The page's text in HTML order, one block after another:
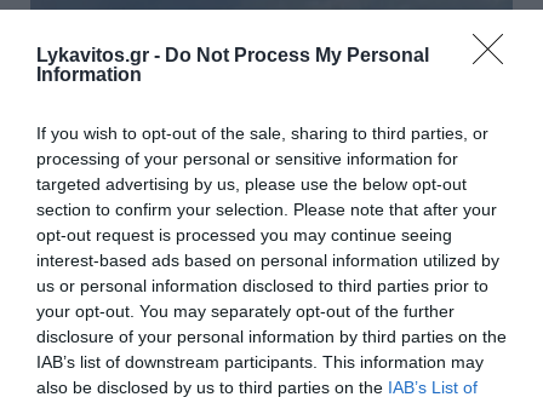
Lykavitos.gr - Do Not Process My Personal
Information
If you wish to opt-out of the sale, sharing to third parties, or
processing of your personal or sensitive information for
targeted advertising by us, please use the below opt-out
section to confirm your selection. Please note that after your
opt-out request is processed you may continue seeing
interest-based ads based on personal information utilized by
us or personal information disclosed to third parties prior to
your opt-out. You may separately opt-out of the further
disclosure of your personal information by third parties on the
IAB’s list of downstream participants. This information may
also be disclosed by us to third parties on the IAB’s List of
Τραγωδία στην Κρήτη: Μητέρα έπεσε από
βάρκα στα Μάλια και πνίγηκε μπροστά σε τρία